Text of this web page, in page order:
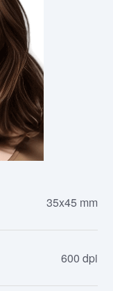
35x45 mm
600 dpi